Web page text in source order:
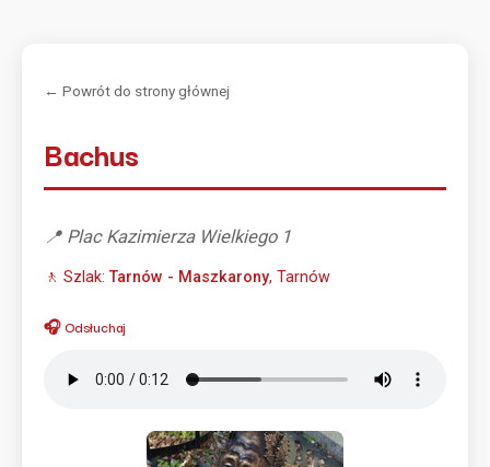
← Powrót do strony głównej
Bachus
📍 Plac Kazimierza Wielkiego 1
🚶 Szlak:Tarnów - Maszkarony, Tarnów
🎧 Odsłuchaj